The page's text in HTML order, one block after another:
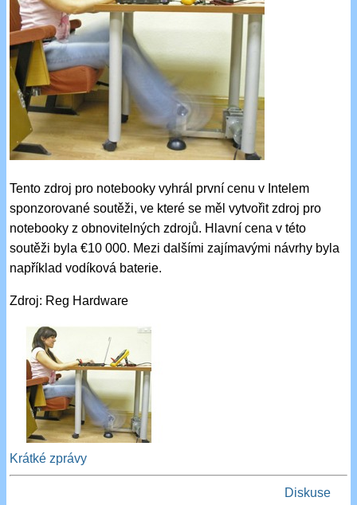
Tento zdroj pro notebooky vyhrál první cenu v Intelem
sponzorované soutěži, ve které se měl vytvořit zdroj pro
notebooky z obnovitelných zdrojů. Hlavní cena v této
soutěži byla €10 000. Mezi dalšími zajímavými návrhy byla
například vodíková baterie.
Zdroj: Reg Hardware
Krátké zprávy
Diskuse